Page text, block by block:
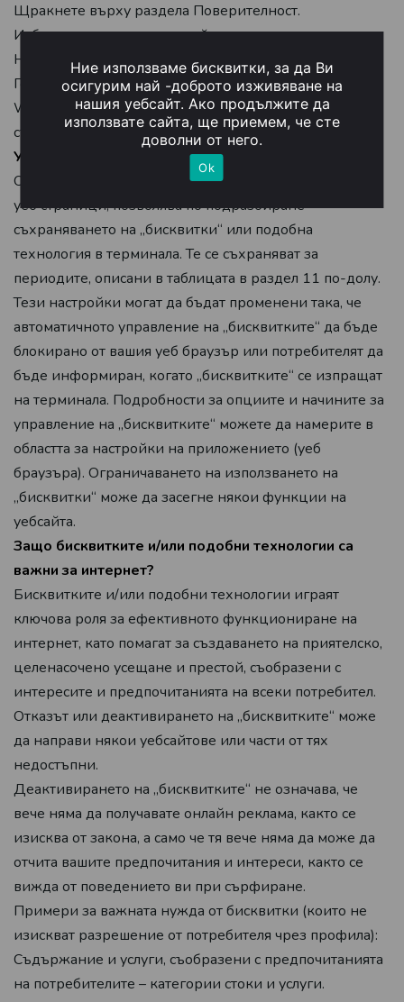
Щракнете върху раздела Поверителност.
Изберете желаните настройки.
Натиснете „OK“, за да затворите.
Горните връзки не принадлежат на уебсайта на
WebSeo и WebSeo не носи отговорност за тяхното
съдържание.
Управление на настройките за бисквитки
Обикновено приложение, използвано за достъп до
уеб страници, позволява по подразбиране
съхраняването на „бисквитки“ или подобна
технология в терминала. Те се съхраняват за
периодите, описани в таблицата в раздел 11 по-долу.
Тези настройки могат да бъдат променени така, че
автоматичното управление на „бисквитките“ да бъде
блокирано от вашия уеб браузър или потребителят да
бъде информиран, когато „бисквитките“ се изпращат
на терминала. Подробности за опциите и начините за
управление на „бисквитките“ можете да намерите в
областта за настройки на приложението (уеб
браузъра). Ограничаването на използването на
„бисквитки“ може да засегне някои функции на
уебсайта.
Защо бисквитките и/или подобни технологии са
важни за интернет?
Бисквитките и/или подобни технологии играят
ключова роля за ефективното функциониране на
интернет, като помагат за създаването на приятелско,
целенасочено усещане и престой, съобразени с
интересите и предпочитанията на всеки потребител.
Отказът или деактивирането на „бисквитките“ може
да направи някои уебсайтове или части от тях
недостъпни.
Деактивирането на „бисквитките“ не означава, че
вече няма да получавате онлайн реклама, както се
изисква от закона, а само че тя вече няма да може да
отчита вашите предпочитания и интереси, както се
вижда от поведението ви при сърфиране.
Примери за важната нужда от бисквитки (които не
изискват разрешение от потребителя чрез профила):
Съдържание и услуги, съобразени с предпочитанията
на потребителите – категории стоки и услуги.
Ние използваме бисквитки, за да Ви
осигурим най -доброто изживяване на
нашия уебсайт. Ако продължите да
използвате сайта, ще приемем, че сте
доволни от него.
Ok